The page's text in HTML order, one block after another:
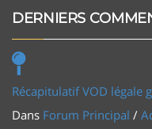
DERNIERS
Récapitulatif VOD légale
Dans Forum Principal /